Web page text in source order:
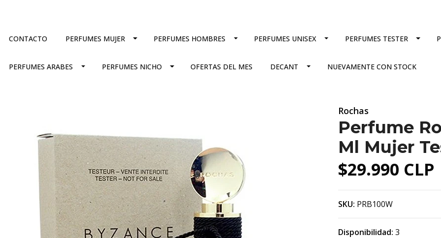
CONTACTO PERFUMES MUJER PERFUMES HOMBRES PERFUMES UNISEX PERFUMES TESTER
PERFUMES ARABES PERFUMES NICHO OFERTAS DEL MES DECANT NUEVAMENTE CON STOCK
Rochas
Perfume
Ml Mujer
$29.990 CLP
SKU: PRB100W
Disponibilidad: 3